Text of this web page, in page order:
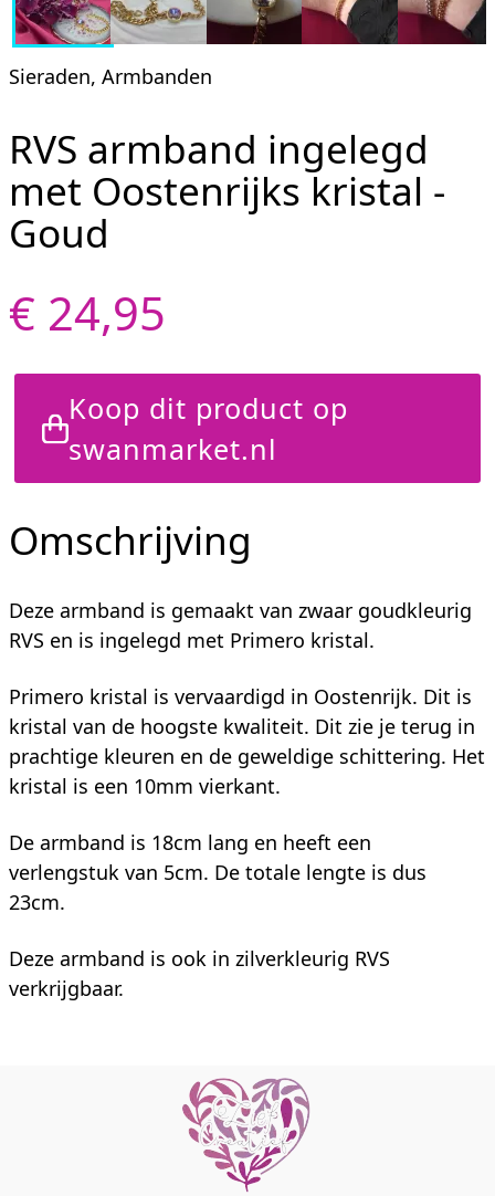
Sieraden, Armbanden
RVS armband ingelegd
met Oostenrijks kristal -
Goud
€ 24,95
Koop dit product op
swanmarket.nl
Omschrijving
Deze armband is gemaakt van zwaar goudkleurig
RVS en is ingelegd met Primero kristal.
Primero kristal is vervaardigd in Oostenrijk. Dit is
kristal van de hoogste kwaliteit. Dit zie je terug in
prachtige kleuren en de geweldige schittering. Het
kristal is een 10mm vierkant.
De armband is 18cm lang en heeft een
verlengstuk van 5cm. De totale lengte is dus
23cm.
Deze armband is ook in zilverkleurig RVS
verkrijgbaar.